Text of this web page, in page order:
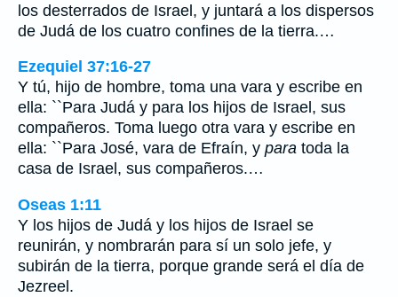
los desterrados de Israel, y juntará a los dispersos
de Judá de los cuatro confines de la tierra.…
Ezequiel 37:16-27
Y tú, hijo de hombre, toma una vara y escribe en
ella: ``Para Judá y para los hijos de Israel, sus
compañeros. Toma luego otra vara y escribe en
ella: ``Para José, vara de Efraín, y para toda la
casa de Israel, sus compañeros.…
Oseas 1:11
Y los hijos de Judá y los hijos de Israel se
reunirán, y nombrarán para sí un solo jefe, y
subirán de la tierra, porque grande será el día de
Jezreel.